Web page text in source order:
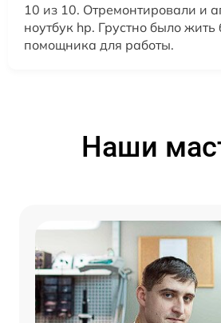
10 из 10. Отремонтировали и
ноутбук hp. Грустно было жить
помощника для работы.
Наши